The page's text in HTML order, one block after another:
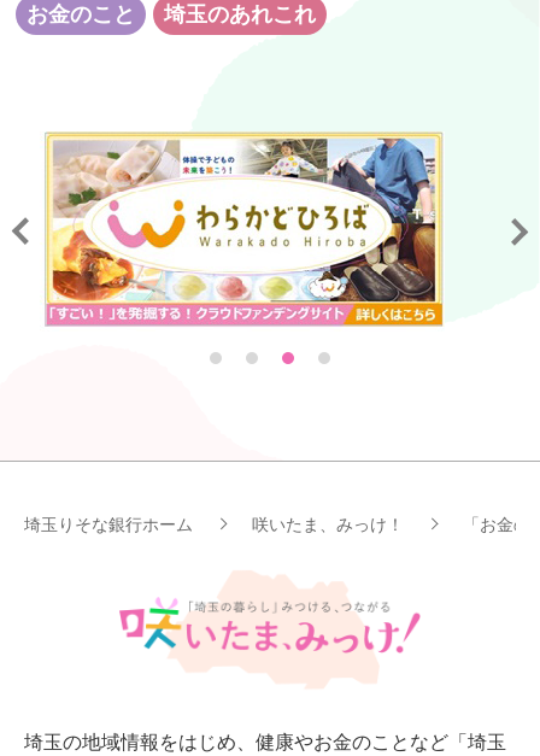
お金のこと 埼玉のあれこれ
埼玉りそな銀行ホーム 咲いたま、みっけ！ 「お金
埼玉の地域情報をはじめ、健康やお金のことなど「埼玉